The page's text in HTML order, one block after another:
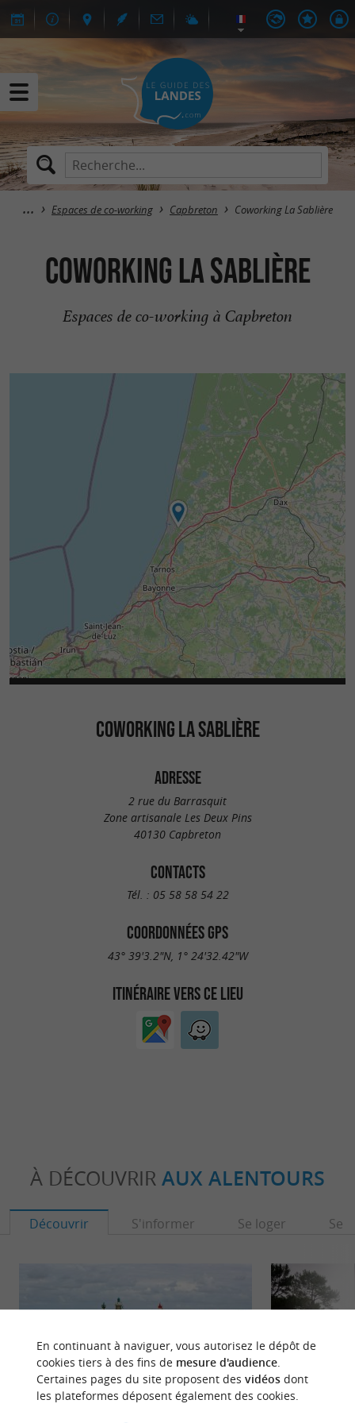
Espaces de co-working Capbreton Coworking La Sablière
Coworking La Sablière
Espaces de co-working à Capbreton
COWORKING LA SABLIÈRE
ADRESSE
2 rue du Barrasquit
Zone artisanale Les Deux Pins
40130 Capbreton
CONTACTS
Tél. : 05 58 58 54 22
COORDONNÉES GPS
43° 39'3.2"N, 1° 24'32.42"W
ITINÉRAIRE VERS CE LIEU
À DÉCOUVRIR AUX ALENTOURS
Découvrir S'informer Se loger Se
En continuant à naviguer, vous autorisez le dépôt de
cookies tiers à des fins de mesure d'audience.
Certaines pages du site proposent des vidéosdont
les plateformes déposent également des cookies.